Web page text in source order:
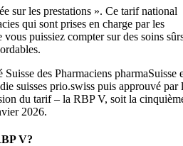
sur les prestations ». Ce tarif national
qui sont prises en charge par les
puissiez compter sur des soins
des Pharmaciens pharmaSuisse
suisses prio.swiss puis approuvé par
du tarif – la RBP V, soit la
2026.
V?